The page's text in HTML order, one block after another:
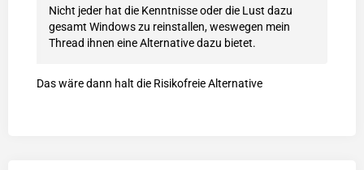
Nicht jeder hat die Kenntnisse oder die Lust dazu
gesamt Windows zu reinstallen, weswegen mein
Thread ihnen eine Alternative dazu bietet.
Das wäre dann halt die Risikofreie Alternative